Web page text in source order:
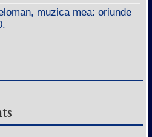
muzica mea: oriunde